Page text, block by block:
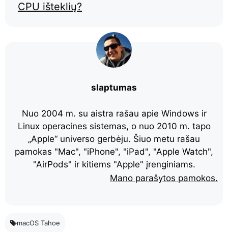
CPU išteklių?
slaptumas
Nuo 2004 m. su aistra rašau apie Windows ir
Linux operacines sistemas, o nuo 2010 m. tapo
„Apple“ universo gerbėju. Šiuo metu rašau
pamokas "Mac", "iPhone", "iPad", "Apple Watch",
"AirPods" ir kitiems "Apple" įrenginiams.
Mano parašytos pamokos.
macOS Tahoe